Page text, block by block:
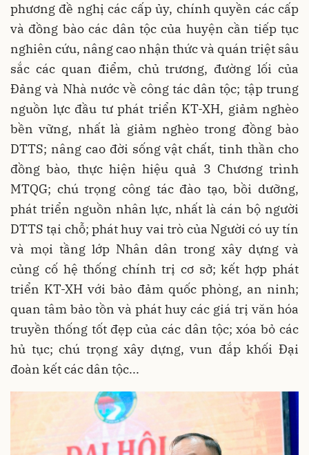
phương đề nghị các cấp ủy, chính quyền các cấp
và đồng bào các dân tộc của huyện cần tiếp tục
nghiên cứu, nâng cao nhận thức và quán triệt sâu
sắc các quan điểm, chủ trương, đường lối của
Đảng và Nhà nước về công tác dân tộc; tập trung
nguồn lực đầu tư phát triển KT-XH, giảm nghèo
bền vững, nhất là giảm nghèo trong đồng bào
DTTS; nâng cao đời sống vật chất, tinh thần cho
đồng bào, thực hiện hiệu quả 3 Chương trình
MTQG; chú trọng công tác đào tạo, bồi dưỡng,
phát triển nguồn nhân lực, nhất là cán bộ người
DTTS tại chỗ; phát huy vai trò của Người có uy tín
và mọi tầng lớp Nhân dân trong xây dựng và
củng cố hệ thống chính trị cơ sở; kết hợp phát
triển KT-XH với bảo đảm quốc phòng, an ninh;
quan tâm bảo tồn và phát huy các giá trị văn hóa
truyền thống tốt đẹp của các dân tộc; xóa bỏ các
hủ tục; chú trọng xây dựng, vun đắp khối Đại
đoàn kết các dân tộc...